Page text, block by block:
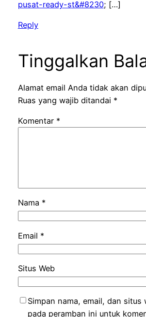
pusat-ready-st&#8230; […]
Reply
Tinggalkan
Alamat email Anda tidak akan
Ruas yang wajib ditandai *
Komentar *
Nama *
Email *
Situs Web
Simpan nama, email, dan situs
pada peramban ini untuk